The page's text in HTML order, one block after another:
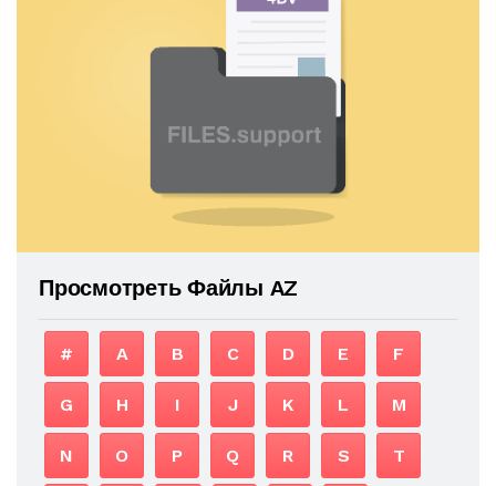
Просмотреть Файлы AZ
# A B C D E F
G H I J K L M
N O P Q R S T